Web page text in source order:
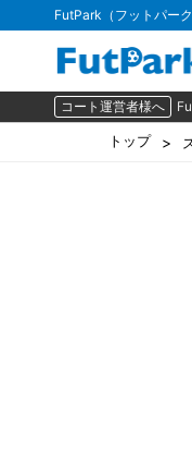
FutPark（フットパー
コート運営者様へ
トップ